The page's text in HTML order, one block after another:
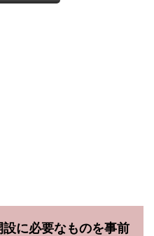
に必要なものを事前